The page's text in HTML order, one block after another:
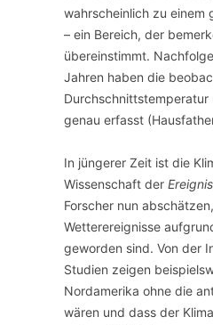
wahrscheinlich zu einem
– ein Bereich, der
übereinstimmt.
Jahren haben die
Durchschnittstemperatur
genau erfasst
In jüngerer Zeit ist die
Wissenschaft der
Forscher nun
Wetterereignisse
geworden sind. Von der
Studien zeigen
Nordamerika ohne die
wären und dass der